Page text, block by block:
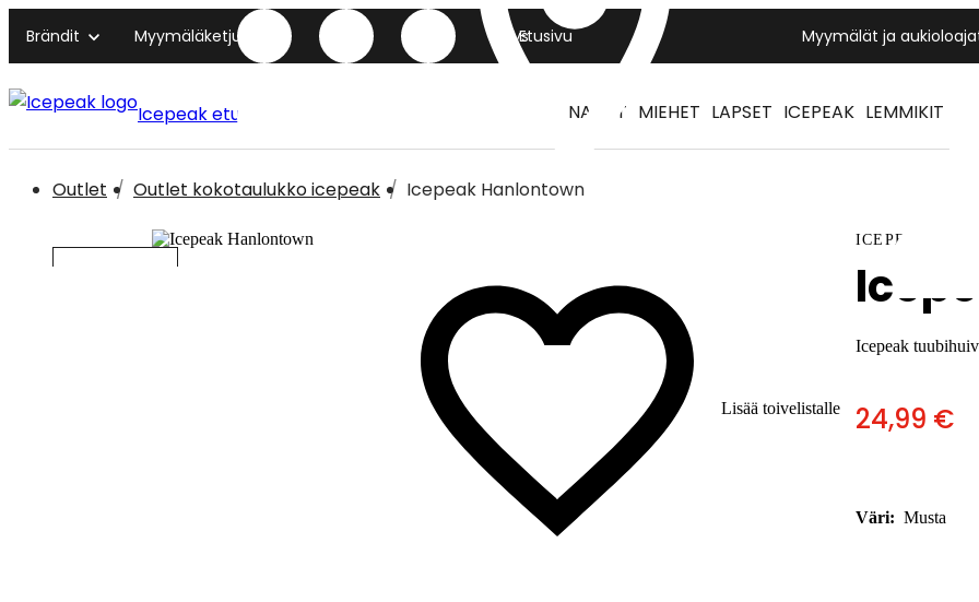
Brändit Myymäläketjut Etusivu
Yritys Myymälät ja
Icepeak etusivu NAISET MIEHET LAPSET ICEPEAK LEMMIKIT
Outlet Outlet kokotaulukko icepeak Icepeak Hanlontown
Lisää toivelistalle
ICEPEAK
Icepeak
24,99 €
Väri: Musta